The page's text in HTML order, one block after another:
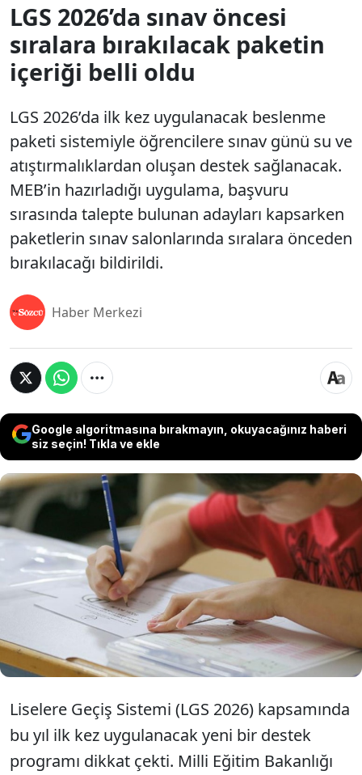
LGS 2026’da sınav öncesi
sıralara bırakılacak paketin
içeriği belli oldu
LGS 2026’da ilk kez uygulanacak beslenme
paketi sistemiyle öğrencilere sınav günü su ve
atıştırmalıklardan oluşan destek sağlanacak.
MEB’in hazırladığı uygulama, başvuru
sırasında talepte bulunan adayları kapsarken
paketlerin sınav salonlarında sıralara önceden
bırakılacağı bildirildi.
Haber Merkezi
Google algoritmasına bırakmayın, okuyacağınız haberi
siz seçin! Tıkla ve ekle
LGS 2026’da ilk kez uygulanacak beslenme paketi
sistemiyle öğrencilere sınav günü su ve
atıştırmalıklardan oluşan destek sağlanacak.
MEB’in hazırladığı uygulama, başvuru sırasında
talepte bulunan adayları kapsarken paketlerin
sınav salonlarında sıralara önceden bırakılacağı
bildirildi.
Liselere Geçiş Sistemi (LGS 2026) kapsamında
bu yıl ilk kez uygulanacak yeni bir destek
programı dikkat çekti. Milli Eğitim Bakanlığı